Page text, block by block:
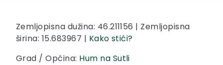
Zemljopisna dužina: 46.211156 | Zemljopisna
širina: 15.683967 | Kako stići?
Grad / Općina: Hum na Sutli